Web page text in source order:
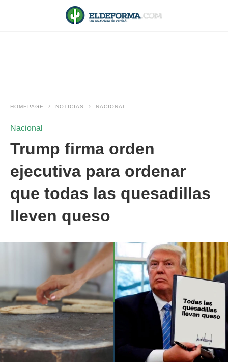
HOMEPAGE NOTICIAS NACIONAL
Nacional
Trump firma orden
ejecutiva para ordenar
que todas las quesadillas
lleven queso